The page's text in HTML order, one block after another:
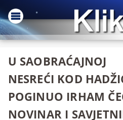
U SAOBRAĆAJNOJ
NESREĆI KOD
POGINUO IRHAM
NOVINAR I